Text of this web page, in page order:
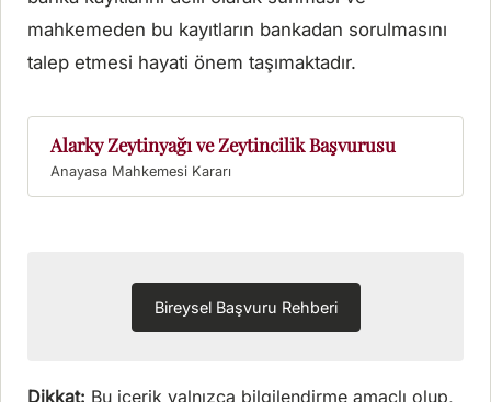
mahkemeden bu kayıtların bankadan sorulmasını
talep etmesi hayati önem taşımaktadır.
Alarky Zeytinyağı ve Zeytincilik Başvurusu
Bireysel Başvuru Rehberi
Dikkat: Bu içerik yalnızca bilgilendirme amaçlı olup,